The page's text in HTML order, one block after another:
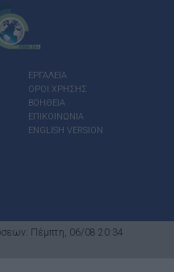
ΕΡΓΑΛΕΙΑ
ΟΡΟΙ ΧΡΗΣΗΣ
ΒΟΗΘΕΙΑ
ΕΠΙΚΟΙΝΩΝΙΑ
ENGLISH VERSION
Πέμπτη, 06/08 20:34